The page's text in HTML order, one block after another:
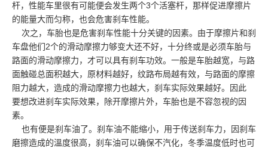
杆，性能车里很有可能便会发生两个3个活塞杆，那样促进摩擦片
的能量大而匀称，也会危害刹车性能。
次之，车胎也是危害刹车性能十分关键的因素。由于摩擦片和刹
车盘他们2个的滑动摩擦力够变大还不好，十分终或是必须车胎与
路面的滑动摩擦力，才可以具有刹车功效。一般是车胎越宽，与路
面触碰总面积越大，原材料越好，纹路布局越有效，与路面的摩擦
阻力越大，造成的滑动摩擦力也越大，刹车实际效果越好。因此
要想改进刹车实际效果，除开摩擦片外，车胎也是不容忽视的因
素。
也有便是刹车油了。刹车油不能缩小，用于传送刹车力，因刹车
磨擦造成的溫度很高，刹车油可以确保不汽化，冬季温度低时也可